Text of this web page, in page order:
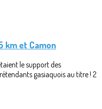
km et Camon
le support des
gasiaquois au titre ! 2